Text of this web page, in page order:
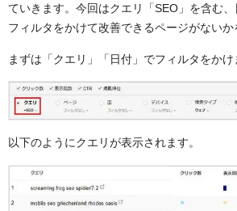
ていきます。今回はクエリ「SEO」を含む
フィルタをかけて改善できるページがないか
まずは「クエリ」「日付」でフィルタをかけ
以下のようにクエリが表示されます。